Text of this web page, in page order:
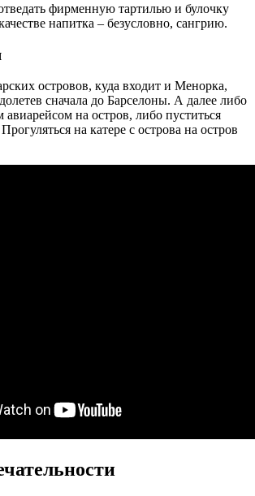
фирменную тартилью и булочку
напитка – безусловно, сангрию.
островов, куда входит и Менорка,
сначала до Барселоны. А далее либо
авиарейсом на остров, либо пуститься
на катере с острова на остров